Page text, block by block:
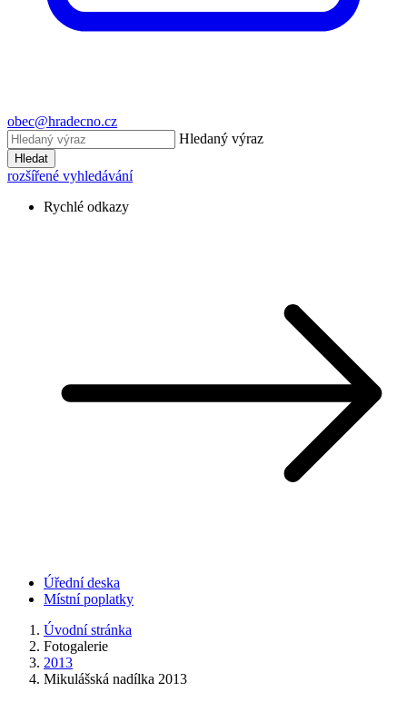
obec@hradecno.cz
Hledaný výraz
Hledat
rozšířené vyhledávání
Rychlé odkazy
Úřední deska
Místní poplatky
Úvodní stránka
Fotogalerie
2013
Mikulášská nadílka 2013